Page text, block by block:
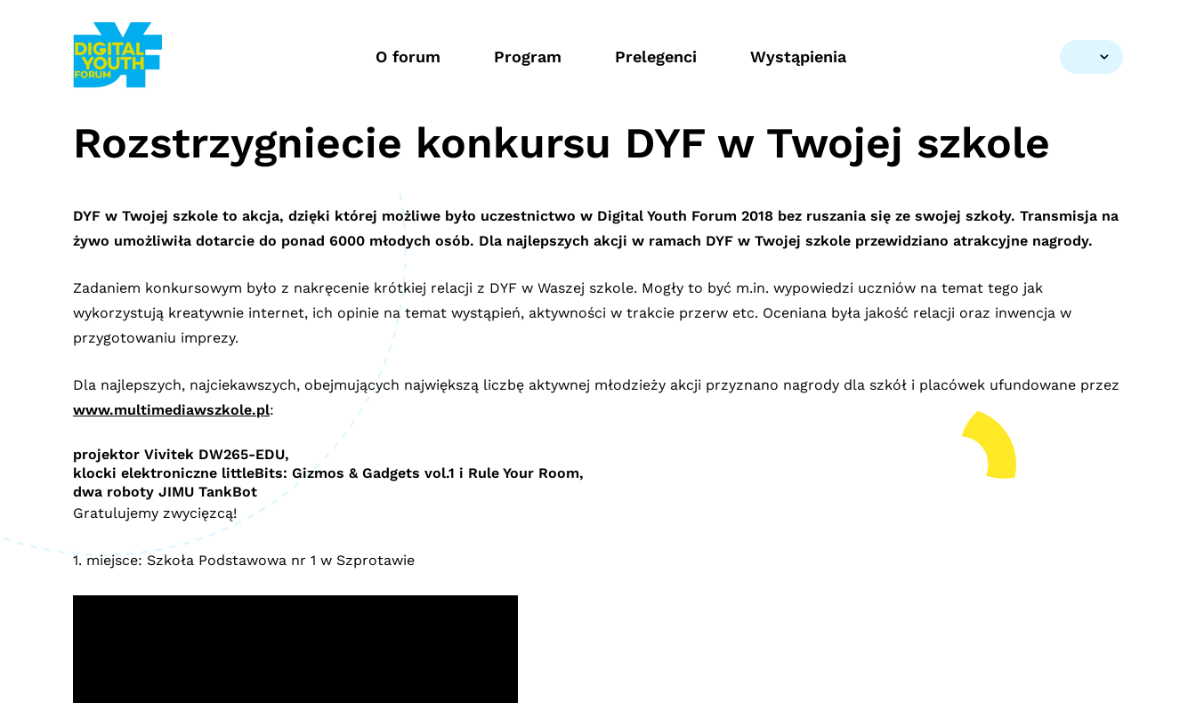
O forum Program Prelegenci Wystąpienia
Rozstrzygniecie konkursu DYF w Twojej szkole
DYF w Twojej szkole to akcja, dzięki której możliwe było uczestnictwo w Digital Youth Forum 2018 bez ruszania się ze swojej szkoły. Transmisja na
żywo umożliwiła dotarcie do ponad 6000 młodych osób. Dla najlepszych akcji w ramach DYF w Twojej szkole przewidziano atrakcyjne nagrody.
Zadaniem konkursowym było z nakręcenie krótkiej relacji z DYF w Waszej szkole. Mogły to być m.in. wypowiedzi uczniów na temat tego jak
wykorzystują kreatywnie internet, ich opinie na temat wystąpień, aktywności w trakcie przerw etc. Oceniana była jakość relacji oraz inwencja w
przygotowaniu imprezy.
Dla najlepszych, najciekawszych, obejmujących największą liczbę aktywnej młodzieży akcji przyznano nagrody dla szkół i placówek ufundowane przez
www.multimediawszkole.pl:
projektor Vivitek DW265-EDU,
klocki elektroniczne littleBits: Gizmos & Gadgets vol.1 i Rule Your Room,
dwa roboty JIMU TankBot
Gratulujemy zwycięzcą!
1. miejsce: Szkoła Podstawowa nr 1 w Szprotawie